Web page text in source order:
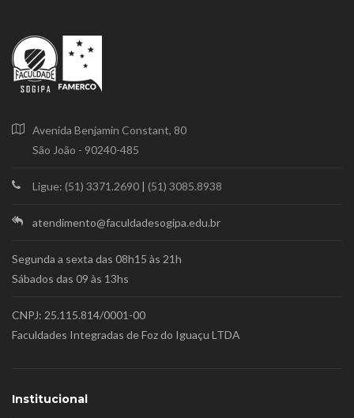
Avenida Benjamin Constant, 80
São João - 90240-485
Ligue: (51) 3371.2690 | (51) 3085.8938
atendimento@faculdadesogipa.edu.br
Segunda a sexta das 08h15 às 21h
Sábados das 09 às 13hs
CNPJ: 25.115.814/0001-00
Faculdades Integradas de Foz do Iguaçu LTDA
Institucional